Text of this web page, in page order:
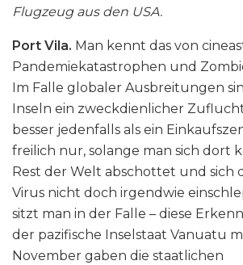
Flugzeug aus den USA.
Port Vila. Man kennt das von
Pandemiekatastrophen und
Im Falle globaler Ausbreitungen
Inseln ein zweckdienlicher
besser jedenfalls als ein
freilich nur, solange man sich dort
Rest der Welt abschottet und sich
Virus nicht doch irgendwie
sitzt man in der Falle – diese
der pazifische Inselstaat Vanuatu
November gaben die staatlichen